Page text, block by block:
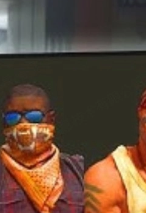
bảng tỷ số. Bài viết này tổng
túi tiền.
cách thông minh.